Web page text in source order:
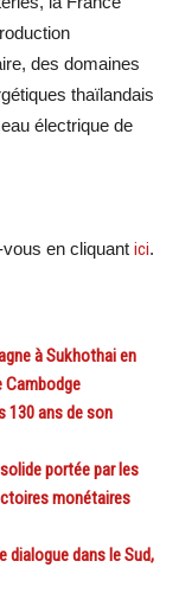
des domaines
thaïlandais
électrique de
en cliquant ici.
à Sukhothai en
Cambodge
130 ans de son
solide portée par les
monétaires
dialogue dans le Sud,